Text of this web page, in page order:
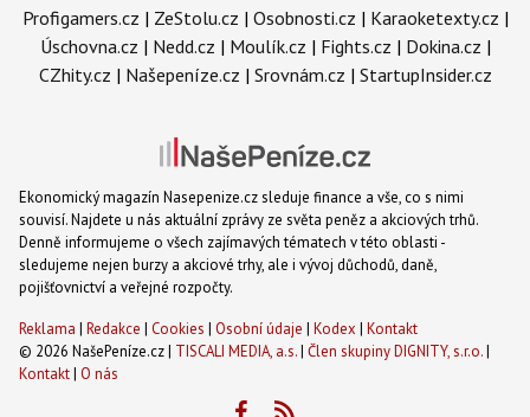
Profigamers.cz | ZeStolu.cz | Osobnosti.cz | Karaoketexty.cz |
Úschovna.cz | Nedd.cz | Moulík.cz | Fights.cz | Dokina.cz |
CZhity.cz | Našepeníze.cz | Srovnám.cz | StartupInsider.cz
Ekonomický magazín Nasepenize.cz sleduje finance a vše, co s nimi
souvisí. Najdete u nás aktuální zprávy ze světa peněz a akciových trhů.
Denně informujeme o všech zajímavých tématech v této oblasti -
sledujeme nejen burzy a akciové trhy, ale i vývoj důchodů, daně,
pojišťovnictví a veřejné rozpočty.
Reklama | Redakce | Cookies | Osobní údaje | Kodex | Kontakt
© 2026 NašePeníze.cz | TISCALI MEDIA, a.s.| Člen skupiny DIGNITY, s.r.o.|
Kontakt| O nás